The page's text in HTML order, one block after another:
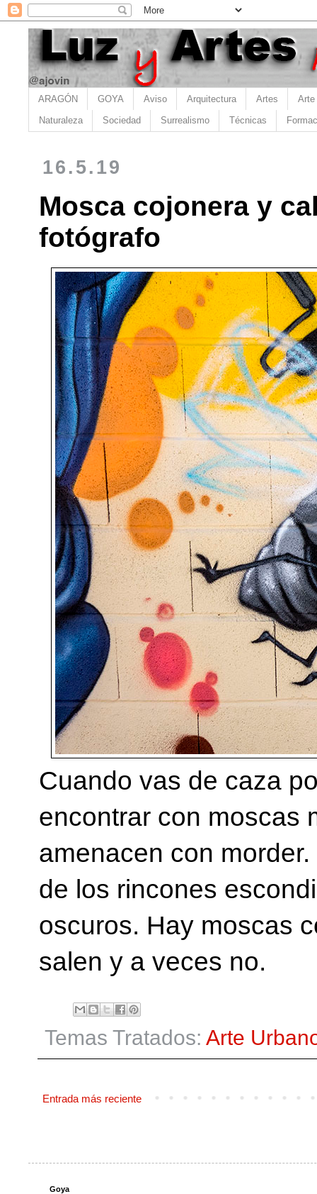
ARAGÓN GOYA Aviso Arquitectura Artes Arte
Naturaleza Sociedad Surrealismo Técnicas
16.5.19
Mosca cojonera y
fotógrafo
Cuando vas de caza
encontrar con moscas
amenacen con
de los rincones
oscuros. Hay moscas
salen y a veces no.
Temas Tratados: Arte
Entrada más reciente
Goya